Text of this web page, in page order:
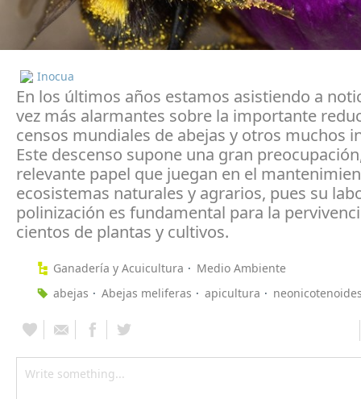
Inocua
En los últimos años estamos asistiendo a
vez más alarmantes sobre la importante
censos mundiales de abejas y otros muchos
Este descenso supone una gran
relevante papel que juegan en el
ecosistemas naturales y agrarios, pues su
polinización es fundamental para la
cientos de plantas y cultivos.
Ganadería y Acuicultura
Medio Ambiente
abejas
Abejas meliferas apicultura